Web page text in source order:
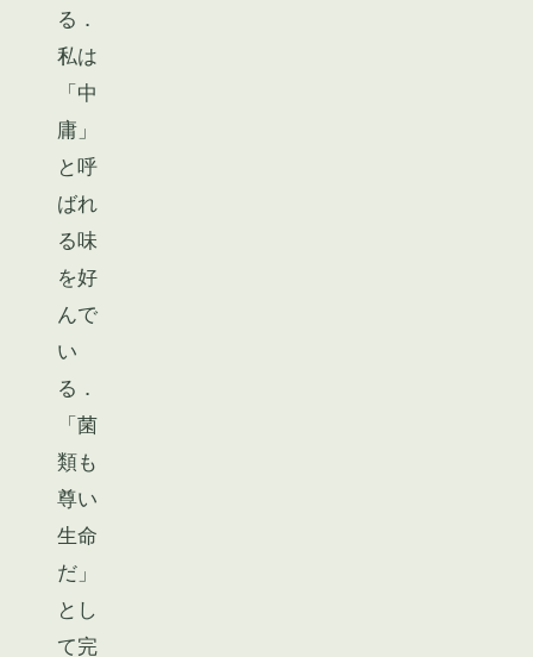
る．
私は
「中
庸」
と呼
ばれ
る味
を好
んで
い
る．
「菌
類も
尊い
生命
だ」
とし
て完